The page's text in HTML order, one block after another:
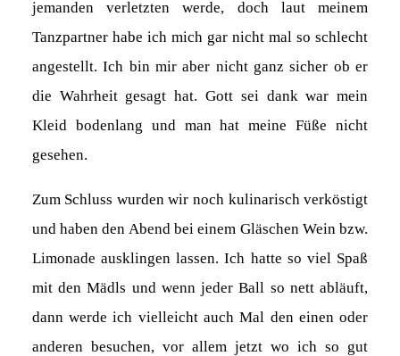
jemanden verletzten werde, doch laut meinem
Tanzpartner habe ich mich gar nicht mal so schlecht
angestellt. Ich bin mir aber nicht ganz sicher ob er
die Wahrheit gesagt hat. Gott sei dank war mein
Kleid bodenlang und man hat meine Füße nicht
gesehen.
Zum Schluss wurden wir noch kulinarisch verköstigt
und haben den Abend bei einem Gläschen Wein bzw.
Limonade ausklingen lassen. Ich hatte so viel Spaß
mit den Mädls und wenn jeder Ball so nett abläuft,
dann werde ich vielleicht auch Mal den einen oder
anderen besuchen, vor allem jetzt wo ich so gut